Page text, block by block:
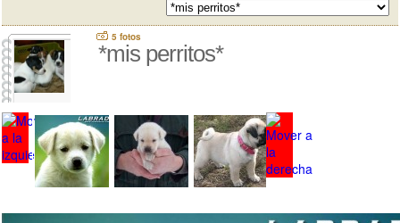
5 fotos
*mis perritos*